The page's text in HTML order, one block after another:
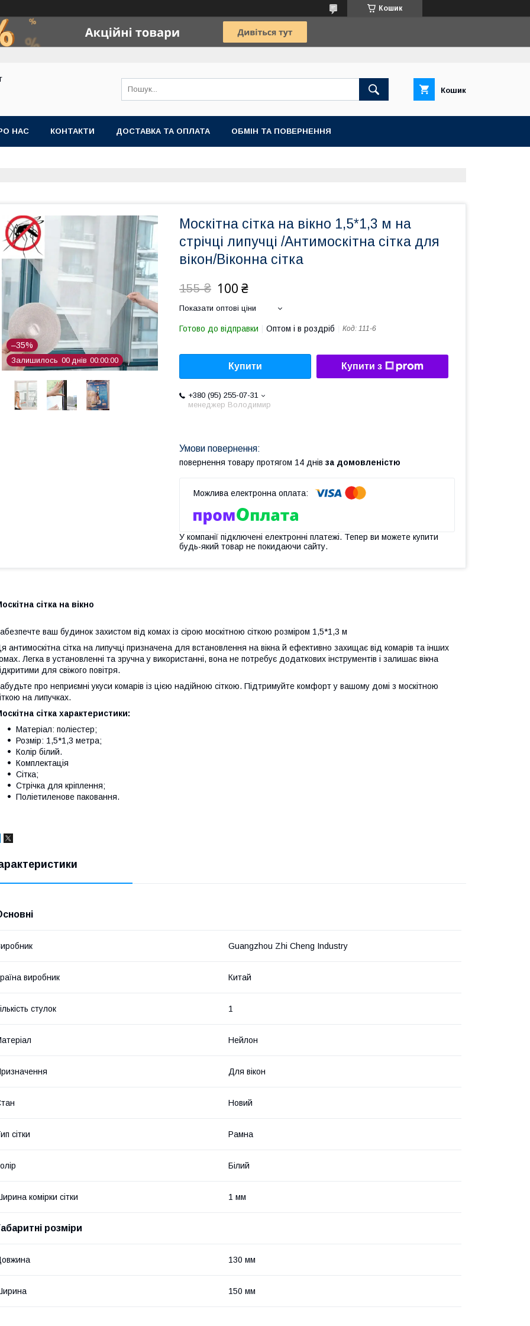
Кошик
Кошик
НАС КОНТАКТИ ДОСТАВКА ТА ОПЛАТА ОБМІН ТА ПОВЕРНЕННЯ
–35%
Залишилось 00 днів 00 00 00
Москітна сітка на вікно 1,5*1,3 м на
стрічці липучці /Антимоскітна сітка для
вікон/Віконна сітка
155 ₴ 100 ₴
Показати оптові ціни
Готово до відправки Оптом і в роздріб Код: 111-6
Купити Купити з
+380 (95) 255-07-31
менеджер Володимир
повернення товару протягом 14 днів за домовленістю
У компанії підключені електронні платежі. Тепер ви можете купити
будь-який товар не покидаючи сайту.
сітка на вікно
ваш будинок захистом від комах із сірою москітною сіткою розміром 1,5*1,3 м
антимоскітна сітка на липучці призначена для встановлення на вікна й ефективно захищає від комарів та інших
Легка в установленні та зручна у використанні, вона не потребує додаткових інструментів і залишає вікна
для свіжого повітря.
про неприємні укуси комарів із цією надійною сіткою. Підтримуйте комфорт у вашому домі з москітною
на липучках.
сітка характеристики:
Матеріал: поліестер;
Розмір: 1,5*1,3 метра;
Колір білий.
Комплектація
Сітка;
Стрічка для кріплення;
Поліетиленове паковання.
Guangzhou Zhi Cheng Industry
виробник Китай
стулок 1
Нейлон
Для вікон
Новий
сітки Рамна
Білий
комірки сітки 1 мм
розміри
130 мм
150 мм